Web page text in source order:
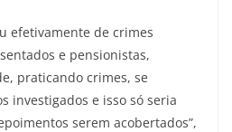
efetivamente de crimes
e pensionistas,
praticando crimes, se
investigados e isso só seria
serem acobertados”,